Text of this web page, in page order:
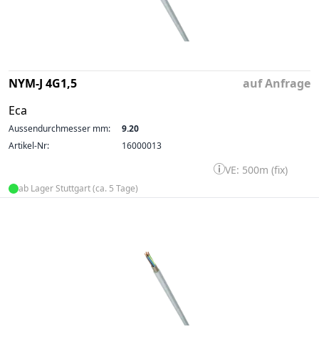
NYM-J 4G1,5
Eca
auf Anfrage
Aussendurchmesser mm:
9.20
Artikel-Nr:
16000013
VE: 500m (fix)
ab Lager Stuttgart (ca. 5 Tage)